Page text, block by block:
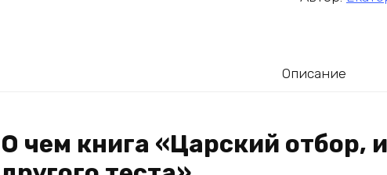
Описание
О чем книга «Царский отбор,